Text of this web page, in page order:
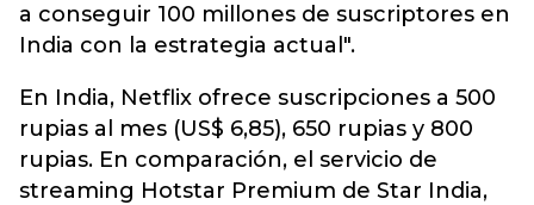
a conseguir 100 millones de suscriptores en
India con la estrategia actual".
En India, Netflix ofrece suscripciones a 500
rupias al mes (US$ 6,85), 650 rupias y 800
rupias. En comparación, el servicio de
streaming Hotstar Premium de Star India,